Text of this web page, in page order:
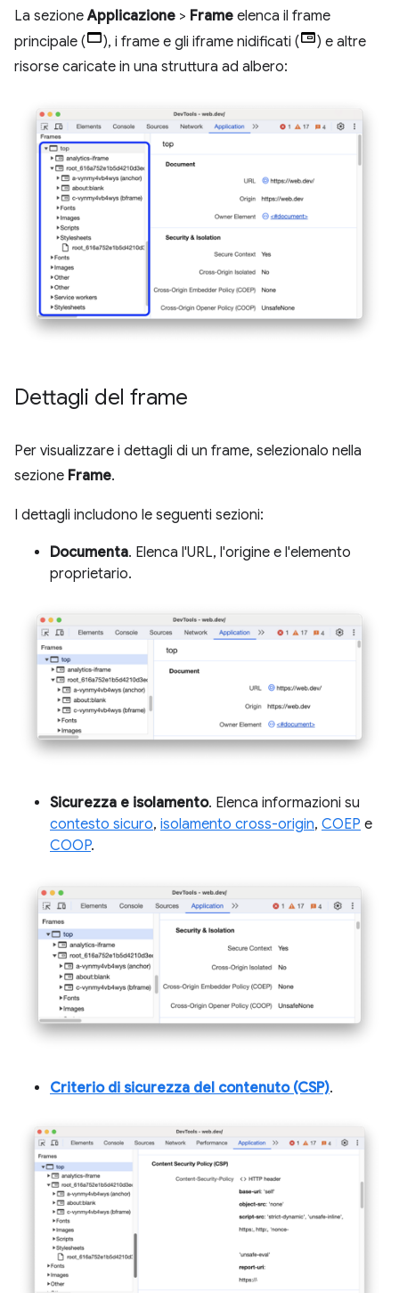
La sezioneApplicazione > Frame elenca il frame
principale (
), i frame e gli iframe nidificati (
) e altre
risorse caricate in una struttura ad albero:
Dettagli del frame
Per visualizzare i dettagli di un frame, selezionalo nella
sezione Frame.
I dettagli includono le seguenti sezioni:
Documenta. Elenca l'URL, l'origine e l'elemento
proprietario.
Sicurezza e isolamento. Elenca informazioni su
contesto sicuro, isolamento cross-origin, COEP e
COOP.
Criterio di sicurezza del contenuto (CSP).